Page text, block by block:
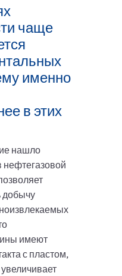
чаще
именно
в этих
нашло
добычу
имеют
с пластом,